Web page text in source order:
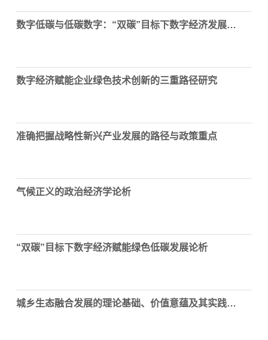
数字低碳与低碳数字：“双碳”目标下数字经济发展的反思与重构
数字经济赋能企业绿色技术创新的三重路径研究
准确把握战略性新兴产业发展的路径与政策重点
气候正义的政治经济学论析
“双碳”目标下数字经济赋能绿色低碳发展论析
城乡生态融合发展的理论基础、价值意蕴及其实践向度